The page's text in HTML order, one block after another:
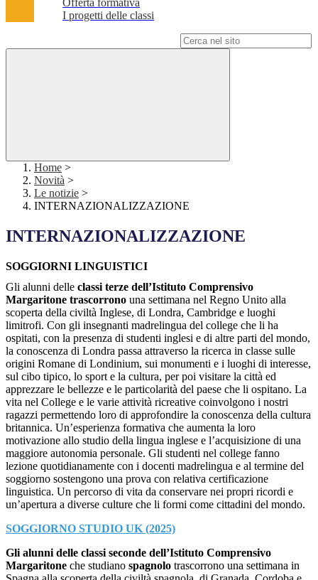
Offerta formativa
I progetti delle classi
Home >
Novità >
Le notizie >
INTERNAZIONALIZZAZIONE
INTERNAZIONALIZZAZIONE
SOGGIORNI LINGUISTICI
Gli alunni delle classi terze dell’Istituto Comprensivo
Margaritone trascorrono una settimana nel Regno Unito alla
scoperta della civiltà Inglese, di Londra, Cambridge e luoghi
limitrofi. Con gli insegnanti madrelingua del college che li ha
ospitati, con la presenza di studenti inglesi e di altre parti del mondo,
la conoscenza di Londra passa attraverso la ricerca in classe sulle
origini Romane di Londinium, sui monumenti e i luoghi di interesse,
sul cibo tipico, lo sport e la cultura, per poi visitare la città ed
apprezzare le bellezze e le particolarità del paese che li ospitano. La
vita nel College e le varie attività ricreative coinvolgono i nostri
ragazzi permettendo loro di approfondire la conoscenza della cultura
britannica. Un’esperienza formativa che aumenta la loro
motivazione allo studio della lingua inglese e l’acquisizione di una
maggiore autonomia personale. Gli studenti nel college fanno
lezione quotidianamente con i docenti madrelingua e al termine del
soggiorno sostengono una prova con relativa certificazione
linguistica. Un percorso di vita da conservare nei propri ricordi e
un’apertura a diverse culture che li formi come cittadini del mondo.
SOGGIORNO STUDIO UK (2025)
Gli alunni delle classi seconde dell’Istituto Comprensivo
Margaritone che studiano spagnolo trascorrono una settimana in